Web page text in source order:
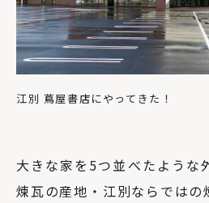
江別 蔦屋書店にやってきた！
大きな家を5つ並べたような
煉瓦の産地・江別ならではの